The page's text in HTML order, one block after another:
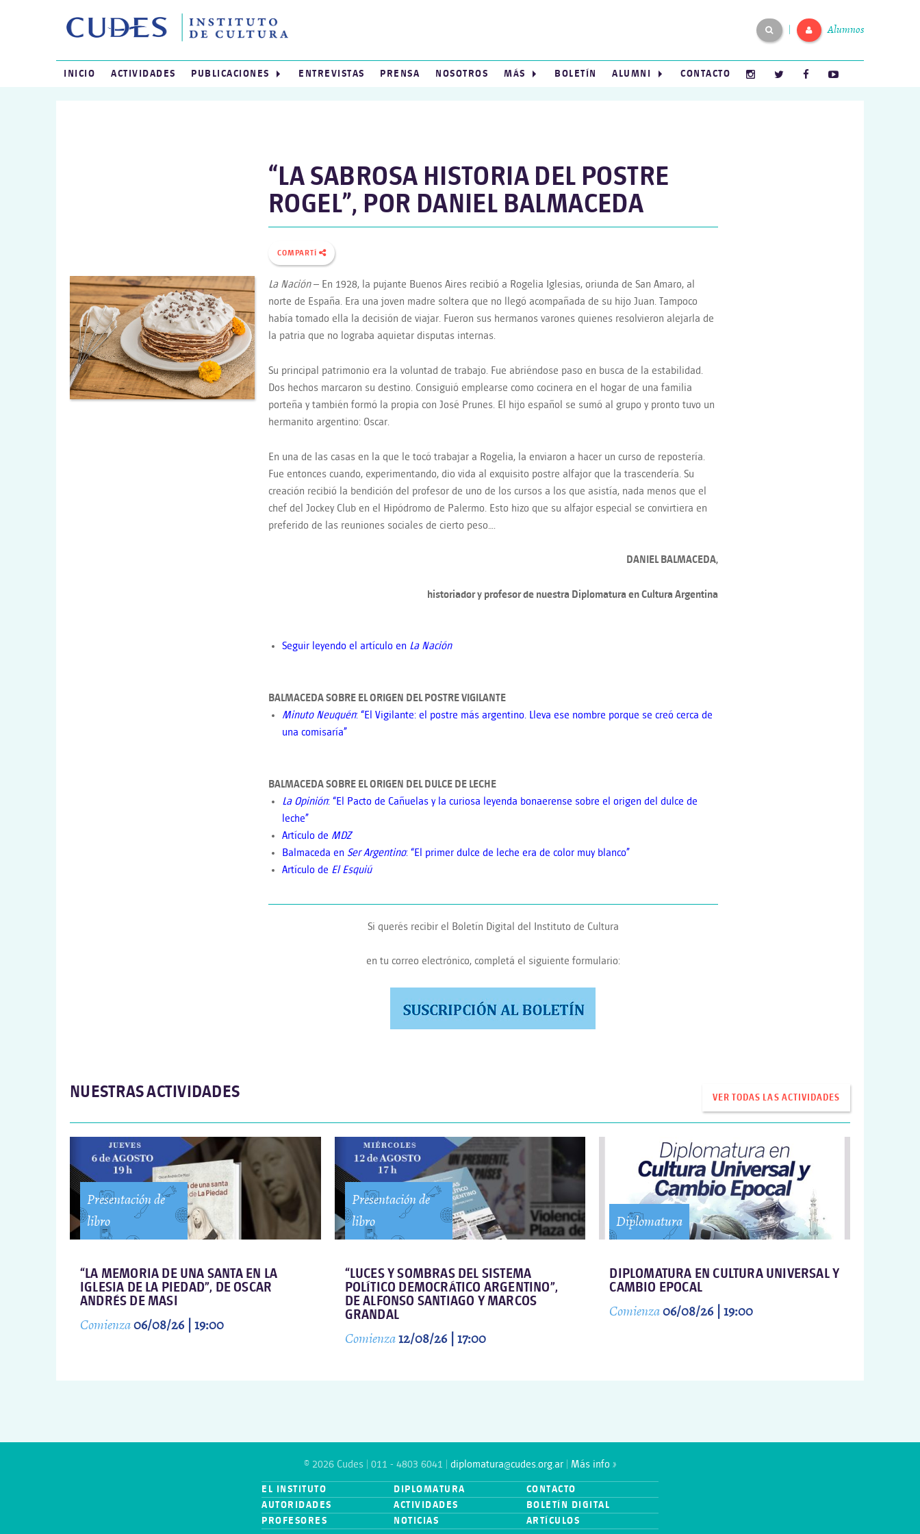
Alumnos
INICIO ACTIVIDADES PUBLICACIONES ENTREVISTAS PRENSA NOSOTROS MÁS BOLETÍN ALUMNI CONTACTO
“LA SABROSA HISTORIA DEL POSTRE
ROGEL”, POR DANIEL BALMACEDA
COMPARTÍ
La Nación– En 1928, la pujante Buenos Aires recibió a Rogelia Iglesias, oriunda de San Amaro, al
norte de España. Era una joven madre soltera que no llegó acompañada de su hijo Juan. Tampoco
había tomado ella la decisión de viajar. Fueron sus hermanos varones quienes resolvieron alejarla de
la patria que no lograba aquietar disputas internas.
Su principal patrimonio era la voluntad de trabajo. Fue abriéndose paso en busca de la estabilidad.
Dos hechos marcaron su destino. Consiguió emplearse como cocinera en el hogar de una familia
porteña y también formó la propia con José Prunes. El hijo español se sumó al grupo y pronto tuvo un
hermanito argentino: Oscar.
En una de las casas en la que le tocó trabajar a Rogelia, la enviaron a hacer un curso de repostería.
Fue entonces cuando, experimentando, dio vida al exquisito postre alfajor que la trascendería. Su
creación recibió la bendición del profesor de uno de los cursos a los que asistía, nada menos que el
chef del Jockey Club en el Hipódromo de Palermo. Esto hizo que su alfajor especial se convirtiera en
preferido de las reuniones sociales de cierto peso….
DANIEL BALMACEDA,
historiador y profesor de nuestra Diplomatura en Cultura Argentina
Seguir leyendo el artículo en La Nación
BALMACEDA SOBRE EL ORIGEN DEL POSTRE VIGILANTE
Minuto Neuquén: “El Vigilante: el postre más argentino. Lleva ese nombre porque se creó cerca de
una comisaría”
BALMACEDA SOBRE EL ORIGEN DEL DULCE DE LECHE
La Opinión: “El Pacto de Cañuelas y la curiosa leyenda bonaerense sobre el origen del dulce de
leche”
Artículo de MDZ
Balmaceda en Ser Argentino: “El primer dulce de leche era de color muy blanco”
Artículo de El Esquiú
Si querés recibir el Boletín Digital del Instituto de Cultura
en tu correo electrónico, completá el siguiente formulario:
NUESTRAS ACTIVIDADES VER TODAS LAS ACTIVIDADES
Presentación de
libro
“LA MEMORIA DE UNA SANTA EN LA
IGLESIA DE LA PIEDAD”, DE OSCAR
ANDRÉS DE MASI
Comienza06/08/26 | 19:00
Presentación de
libro
“LUCES Y SOMBRAS DEL SISTEMA
POLÍTICO DEMOCRÁTICO ARGENTINO”,
DE ALFONSO SANTIAGO Y MARCOS
GRANDAL
Comienza12/08/26 | 17:00
Diplomatura
DIPLOMATURA EN CULTURA UNIVERSAL Y
CAMBIO EPOCAL
Comienza06/08/26 | 19:00
© 2026 Cudes | 011 - 4803 6041 | diplomatura@cudes.org.ar Más info »
EL INSTITUTO DIPLOMATURA
CONTACTO
AUTORIDADES
ACTIVIDADES
BOLETÍN DIGITAL
PROFESORES
NOTICIAS ARTÍCULOS